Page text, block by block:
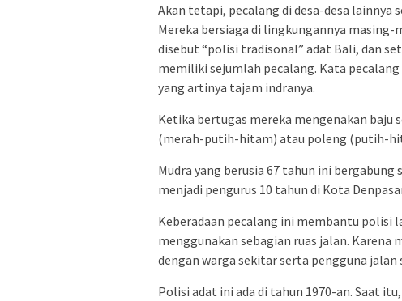
Akan tetapi, pecalang di desa-desa
Mereka bersiaga di lingkungannya
disebut “polisi tradisonal” adat Bali, dan
memiliki sejumlah pecalang. Kata
yang artinya tajam indranya.
Ketika bertugas mereka mengenakan
(merah-putih-hitam) atau poleng (putih-
Mudra yang berusia 67 tahun ini
menjadi pengurus 10 tahun di Kota
Keberadaan pecalang ini membantu polisi
menggunakan sebagian ruas jalan. Karena
dengan warga sekitar serta pengguna
Polisi adat ini ada di tahun 1970-an. Saat